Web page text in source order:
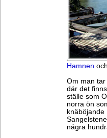
Hamnen och
Om man
där det
ställe som
norra ön
några